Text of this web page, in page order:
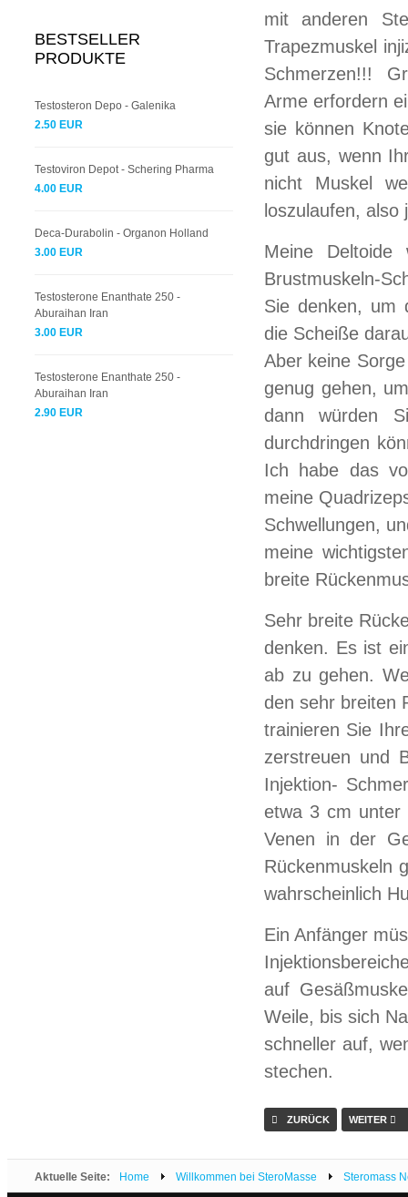
mit anderen
Trapezmuskel
Schmerzen!!!
Arme erfordern
sie können
gut aus, wenn
nicht Muskel
loszulaufen,
Meine Deltoide
Brustmuskeln-
Sie denken, um
die Scheiße
Aber keine
genug gehen,
dann würden
durchdringen
Ich habe das
meine
Schwellungen,
meine
breite
Sehr breite
denken. Es ist
ab zu gehen.
den sehr breiten
trainieren Sie
zerstreuen und
Injektion-
etwa 3 cm unter
Venen in der
Rückenmuskeln
wahrscheinlich
Ein Anfänger
auf
Weile, bis sich
schneller auf,
stechen.
ZURÜCK WEITER
BESTSELLER
PRODUKTE
Testosteron Depo - Galenika
2.50 EUR
Testoviron Depot - Schering Pharma
4.00 EUR
Deca-Durabolin - Organon Holland
3.00 EUR
Testosterone Enanthate 250 -
Aburaihan Iran
3.00 EUR
Testosterone Enanthate 250 -
Aburaihan Iran
2.90 EUR
Aktuelle Seite: Home Willkommen bei SteroMasse Steromass